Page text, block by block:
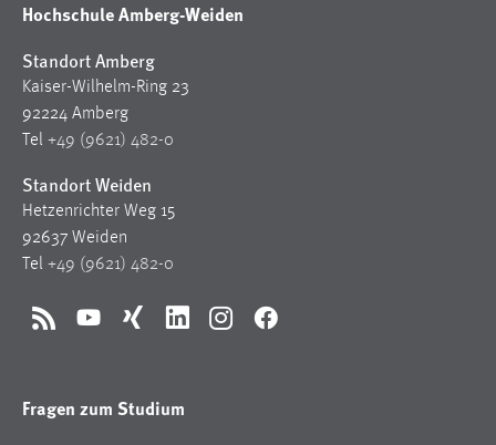
Hochschule Amberg-Weiden
Standort Amberg
Kaiser-Wilhelm-Ring 23
92224 Amberg
Tel +49 (9621) 482-0
Standort Weiden
Hetzenrichter Weg 15
92637 Weiden
Tel +49 (9621) 482-0
RSS YouTubeXing LinkedInInstagramFacebook
Fragen zum Studium